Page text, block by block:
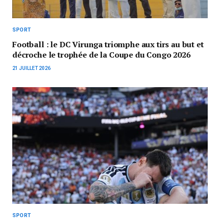
SPORT
Football : le DC Virunga triomphe aux tirs au but et
décroche le trophée de la Coupe du Congo 2026
21 JUILLET 2026
SPORT